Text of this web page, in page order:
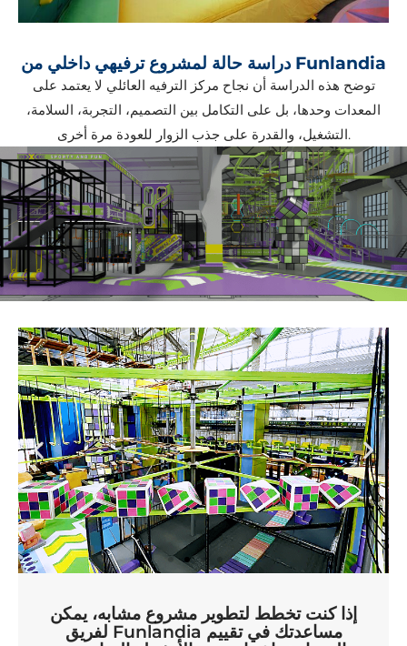
دراسة حالة لمشروع ترفيهي داخلي من Funlandia
توضح هذه الدراسة أن نجاح مركز الترفيه العائلي لا يعتمد على
المعدات وحدها، بل على التكامل بين التصميم، التجربة، السلامة،
التشغيل، والقدرة على جذب الزوار للعودة مرة أخرى.
إذا كنت تخطط لتطوير مشروع مشابه، يمكن
لفريق Funlandia مساعدتك في تقييم